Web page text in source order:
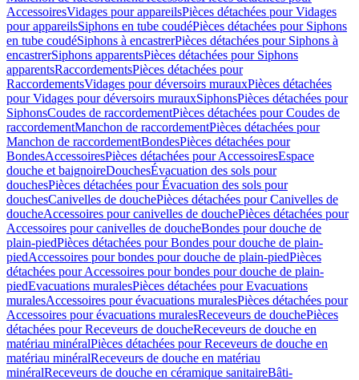
AccessoiresVidages pour appareilsPièces détachées pour Vidages
pour appareilsSiphons en tube coudéPièces détachées pour Siphons
en tube coudéSiphons à encastrerPièces détachées pour Siphons à
encastrerSiphons apparentsPièces détachées pour Siphons
apparentsRaccordementsPièces détachées pour
RaccordementsVidages pour déversoirs murauxPièces détachées
pour Vidages pour déversoirs murauxSiphonsPièces détachées pour
SiphonsCoudes de raccordementPièces détachées pour Coudes de
raccordementManchon de raccordementPièces détachées pour
Manchon de raccordementBondesPièces détachées pour
BondesAccessoiresPièces détachées pour AccessoiresEspace
douche et baignoireDouchesÉvacuation des sols pour
douchesPièces détachées pour Évacuation des sols pour
douchesCanivelles de douchePièces détachées pour Canivelles de
doucheAccessoires pour canivelles de douchePièces détachées pour
Accessoires pour canivelles de doucheBondes pour douche de
plain-piedPièces détachées pour Bondes pour douche de plain-
piedAccessoires pour bondes pour douche de plain-piedPièces
détachées pour Accessoires pour bondes pour douche de plain-
piedEvacuations muralesPièces détachées pour Evacuations
muralesAccessoires pour évacuations muralesPièces détachées pour
Accessoires pour évacuations muralesReceveurs de douchePièces
détachées pour Receveurs de doucheReceveurs de douche en
matériau minéralPièces détachées pour Receveurs de douche en
matériau minéralReceveurs de douche en matériau
minéralReceveurs de douche en céramique sanitaireBâti-